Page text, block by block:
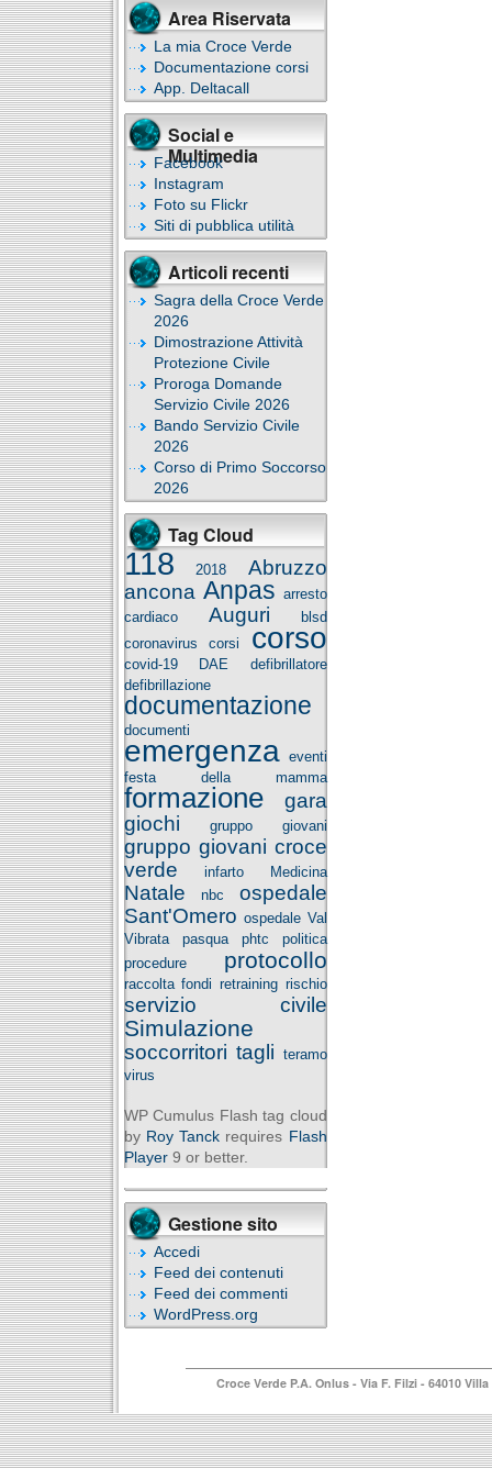
Area Riservata
La mia Croce Verde
Documentazione corsi
App. Deltacall
Social e
Multimedia
Facebook
Instagram
Foto su Flickr
Siti di pubblica utilità
Articoli recenti
Sagra della Croce Verde
2026
Dimostrazione Attività
Protezione Civile
Proroga Domande
Servizio Civile 2026
Bando Servizio Civile
2026
Corso di Primo Soccorso
2026
Tag Cloud
118 2018
Abruzzo
ancona Anpas arresto
cardiaco
Auguri
blsd
coronavirus
corsi corso
covid-19 DAE
defibrillatore
defibrillazione
documentazione
documenti
emergenza eventi
festa della mamma
formazione
gara
giochi
gruppo giovani
gruppo giovani croce
verde
infarto Medicina
Natale nbc
ospedale
Sant'Omero ospedale Val
Vibrata
pasqua phtc
politica
procedure
protocollo
raccolta fondi retraining rischio
servizio civile
Simulazione
soccorritori tagli teramo
virus
WP Cumulus Flash tag cloud
by Roy Tanck requires Flash
Player9 or better.
Gestione sito
Accedi
Feed dei contenuti
Feed dei commenti
WordPress.org
Croce Verde P.A. Onlus - Via F. Filzi - 64010